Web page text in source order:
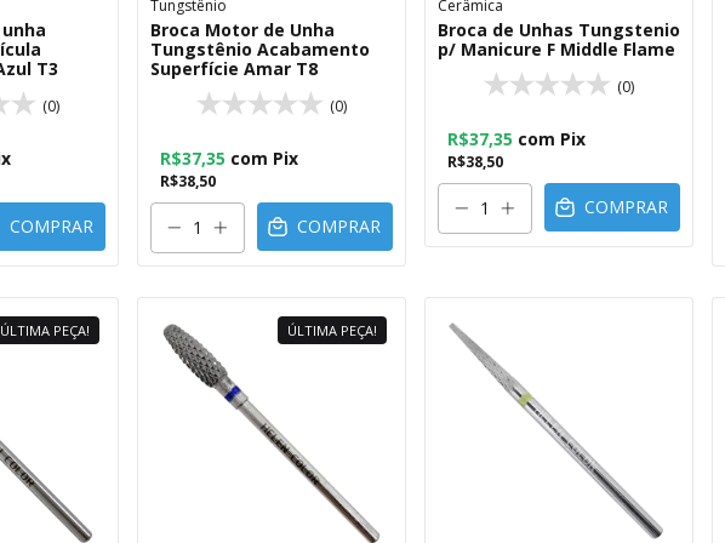
T3
(0)
COMPRAR
Tungstênio
Broca Motor de Unha
Tungstênio Acabamento
Superfície Amar T8
(0)
R$38,50
R$37,35 com Pix
COMPRAR
Cerâmica
Broca de Unhas Tungstenio
p/ Manicure F Middle Flame
(0)
R$38,50
R$37,35 com Pix
COMPRAR
ÚLTIMA PEÇA! ÚLTIMA PEÇA!